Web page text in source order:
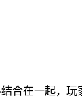
合在一起，玩